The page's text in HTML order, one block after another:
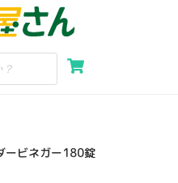
ービネガー180錠